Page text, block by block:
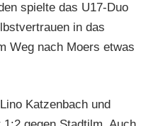
spielte das U17-Duo
in das
Weg nach Moers etwas
Katzenbach und